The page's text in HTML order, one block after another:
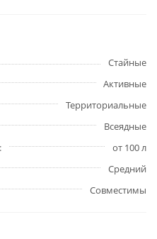
Стайные
Активные
Территориальные
Всеядные
от 100 л
Средний
Совместимы